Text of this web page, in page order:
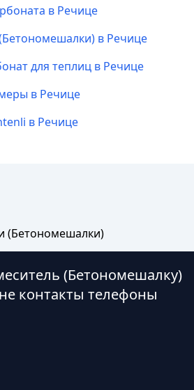
в Речице
в Речице
для теплиц в Речице
в Речице
в Речице
(Бетономешалки)
(Бетономешалку)
контакты телефоны